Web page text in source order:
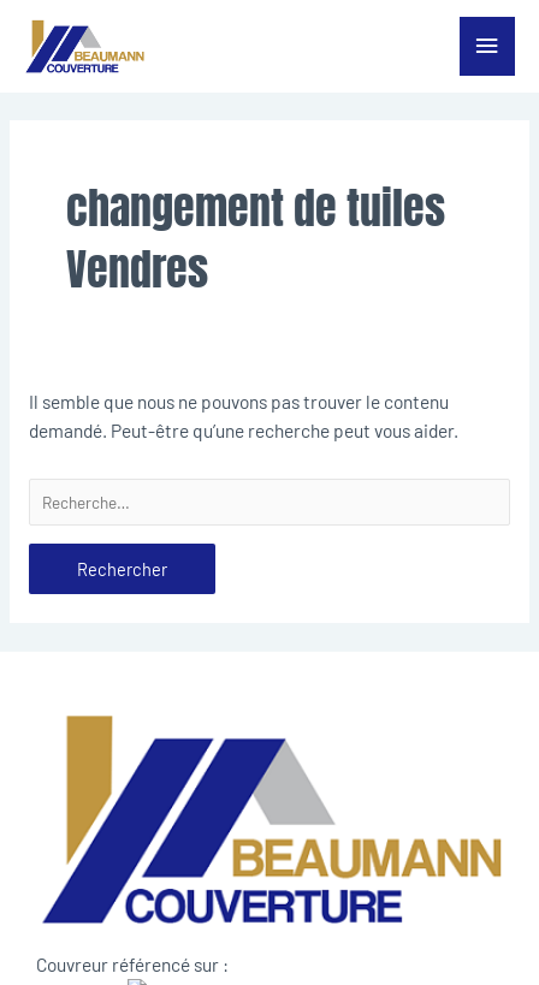
Aller
Menu
changement de tuiles
Vendres
Il semble que nous ne pouvons pas trouver le contenu
demandé. Peut-être qu’une recherche peut vous aider.
Couvreur référencé sur :